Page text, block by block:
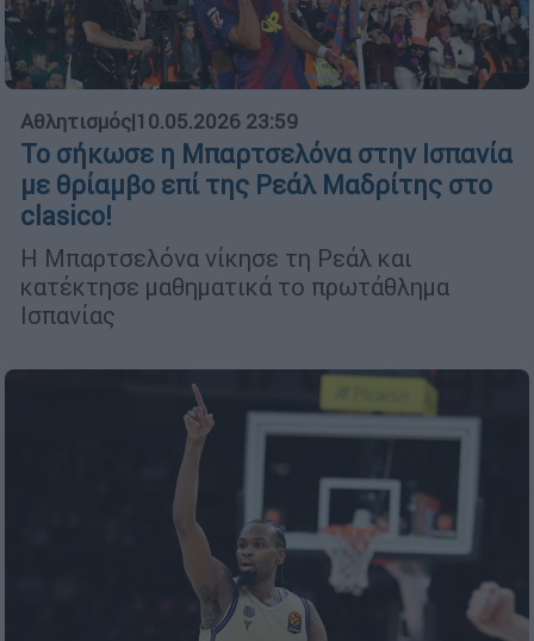
Αθλητισμός|10.05.2026 23:59
Το σήκωσε η Μπαρτσελόνα στην Ισπανία
με θρίαμβο επί της Ρεάλ Μαδρίτης στο
clasico!
Η Μπαρτσελόνα νίκησε τη Ρεάλ και
κατέκτησε μαθηματικά το πρωτάθλημα
Ισπανίας